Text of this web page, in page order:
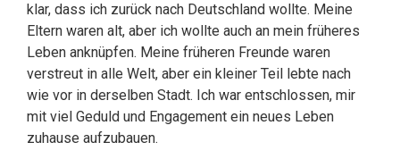
klar, dass ich zurück nach Deutschland wollte. Meine
Eltern waren alt, aber ich wollte auch an mein früheres
Leben anknüpfen. Meine früheren Freunde waren
verstreut in alle Welt, aber ein kleiner Teil lebte nach
wie vor in derselben Stadt. Ich war entschlossen, mir
mit viel Geduld und Engagement ein neues Leben
zuhause aufzubauen.